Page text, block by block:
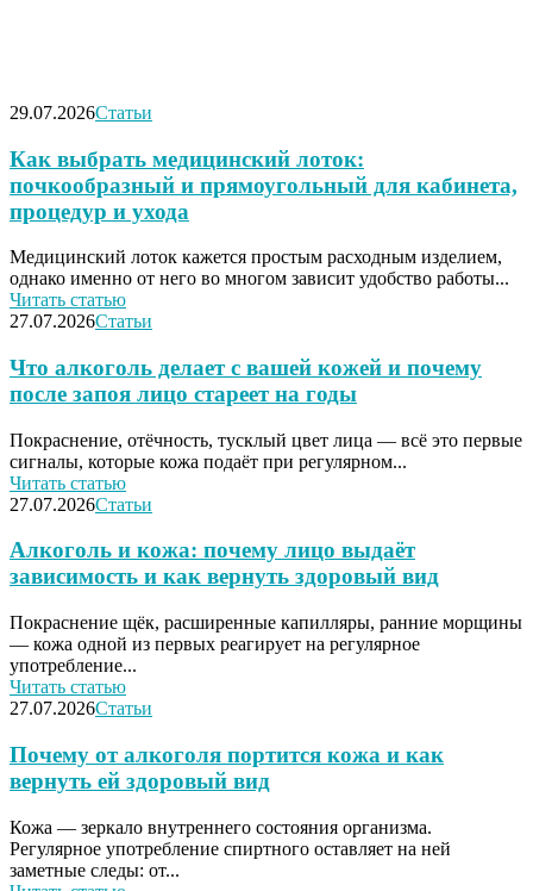
29.07.2026Статьи
Как выбрать медицинский лоток:
почкообразный и прямоугольный для кабинета,
процедур и ухода
Медицинский лоток кажется простым расходным изделием,
однако именно от него во многом зависит удобство работы...
Читать статью
27.07.2026Статьи
Что алкоголь делает с вашей кожей и почему
после запоя лицо стареет на годы
Покраснение, отёчность, тусклый цвет лица — всё это первые
сигналы, которые кожа подаёт при регулярном...
Читать статью
27.07.2026Статьи
Алкоголь и кожа: почему лицо выдаёт
зависимость и как вернуть здоровый вид
Покраснение щёк, расширенные капилляры, ранние морщины
— кожа одной из первых реагирует на регулярное
употребление...
Читать статью
27.07.2026Статьи
Почему от алкоголя портится кожа и как
вернуть ей здоровый вид
Кожа — зеркало внутреннего состояния организма.
Регулярное употребление спиртного оставляет на ней
заметные следы: от...